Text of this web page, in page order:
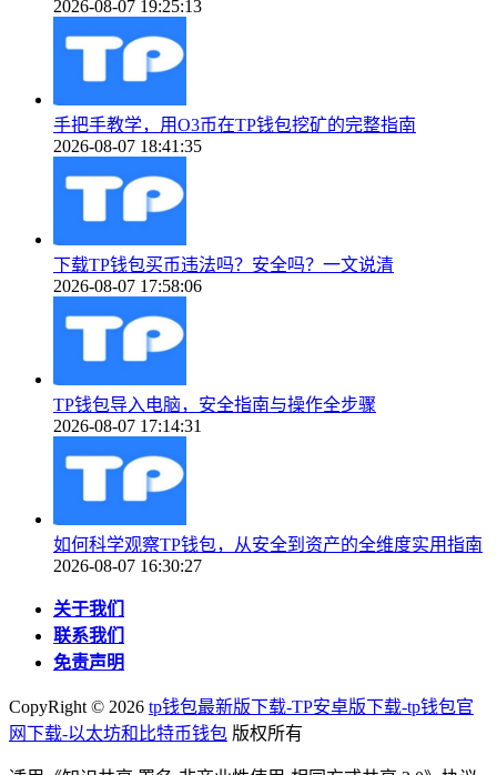
2026-08-07 19:25:13
手把手教学，用O3币在TP钱包挖矿的完整指南
2026-08-07 18:41:35
下载TP钱包买币违法吗？安全吗？一文说清
2026-08-07 17:58:06
TP钱包导入电脑，安全指南与操作全步骤
2026-08-07 17:14:31
如何科学观察TP钱包，从安全到资产的全维度实用指南
2026-08-07 16:30:27
关于我们
联系我们
免责声明
CopyRight © 2026 tp钱包最新版下载-TP安卓版下载-tp钱包官
网下载-以太坊和比特币钱包 版权所有